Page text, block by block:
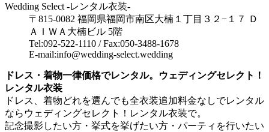
Wedding Select -レンタル衣装-
〒815-0082 福岡県福岡市南区大楠１丁目３２−１７ Ｄ
ＡＩＷＡ大楠ビル 5階
Tel:092-522-1110 / Fax:050-3488-1678
E-mail:info@wedding-select.wedding
ドレス・着物一律価格でレンタル。ウェディングセレクト！
レンタル衣装
ドレス、着物どれを選んでも全衣装追加料金なしでレンタル
ならウェディングセレクト！レンタル衣装で。
記念撮影したい方・挙式を挙げたい方・パーティを行いたい